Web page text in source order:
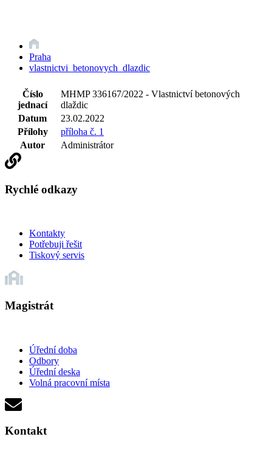
Praha
vlastnictvi_betonovych_dlazdic
Číslo
jednací
MHMP 336167/2022 - Vlastnictví betonových
dlaždic
Datum
23.02.2022
Přílohy
příloha č. 1
Autor
Administrátor
Rychlé odkazy
Kontakty
Potřebuji řešit
Tiskový servis
Magistrát
Úřední doba
Odbory
Úřední deska
Volná pracovní místa
Kontakt